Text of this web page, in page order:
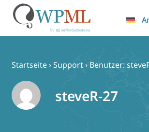
springen
Startseite›Support› Benutzer:
steveR-27